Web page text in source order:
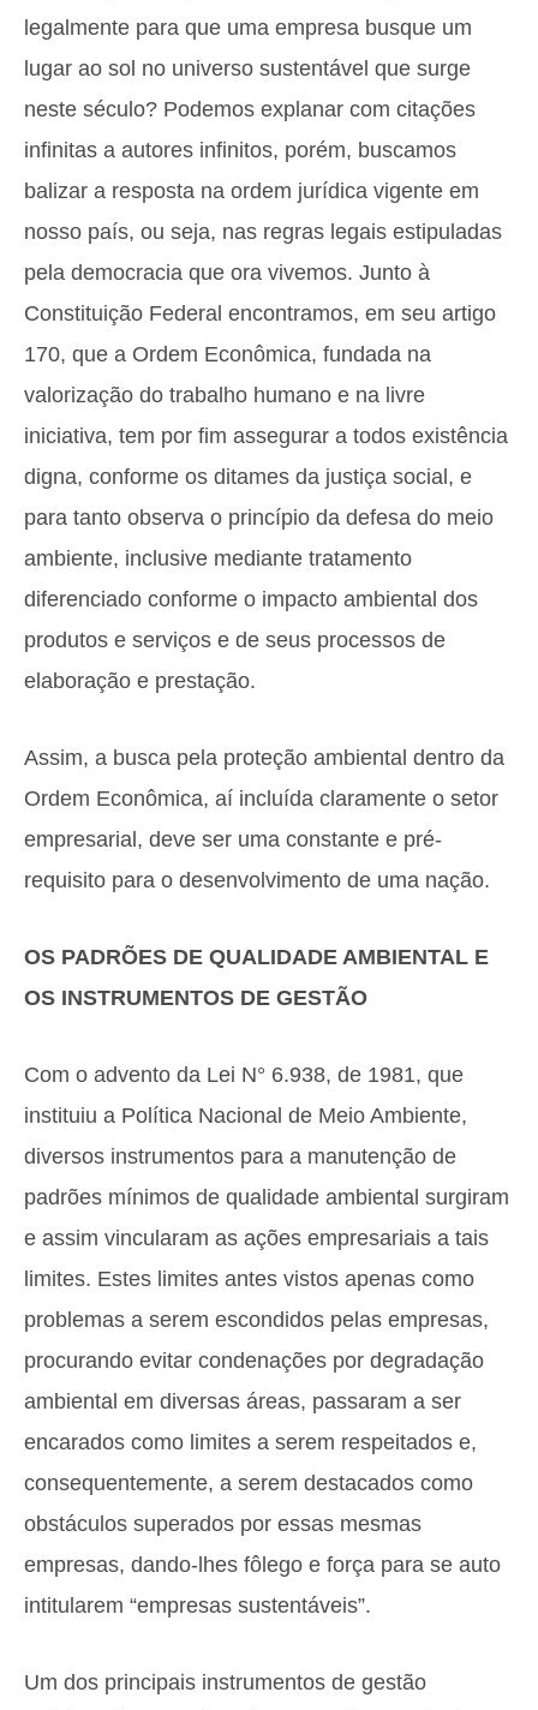
legalmente para que uma empresa busque um
lugar ao sol no universo sustentável que surge
neste século? Podemos explanar com citações
infinitas a autores infinitos, porém, buscamos
balizar a resposta na ordem jurídica vigente em
nosso país, ou seja, nas regras legais estipuladas
pela democracia que ora vivemos. Junto à
Constituição Federal encontramos, em seu artigo
170, que a Ordem Econômica, fundada na
valorização do trabalho humano e na livre
iniciativa, tem por fim assegurar a todos existência
digna, conforme os ditames da justiça social, e
para tanto observa o princípio da defesa do meio
ambiente, inclusive mediante tratamento
diferenciado conforme o impacto ambiental dos
produtos e serviços e de seus processos de
elaboração e prestação.
Assim, a busca pela proteção ambiental dentro da
Ordem Econômica, aí incluída claramente o setor
empresarial, deve ser uma constante e pré-
requisito para o desenvolvimento de uma nação.
OS PADRÕES DE QUALIDADE AMBIENTAL E
OS INSTRUMENTOS DE GESTÃO
Com o advento da Lei N° 6.938, de 1981, que
instituiu a Política Nacional de Meio Ambiente,
diversos instrumentos para a manutenção de
padrões mínimos de qualidade ambiental surgiram
e assim vincularam as ações empresariais a tais
limites. Estes limites antes vistos apenas como
problemas a serem escondidos pelas empresas,
procurando evitar condenações por degradação
ambiental em diversas áreas, passaram a ser
encarados como limites a serem respeitados e,
consequentemente, a serem destacados como
obstáculos superados por essas mesmas
empresas, dando-lhes fôlego e força para se auto
intitularem “empresas sustentáveis”.
Um dos principais instrumentos de gestão